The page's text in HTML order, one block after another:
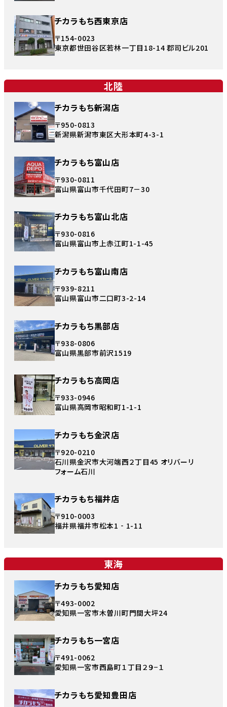
チカラもち西東京店
〒154-0023
東京都世田谷区若林一丁目18-14 郡司ビル201
北陸
チカラもち新潟店
〒950-0813
新潟県新潟市東区大形本町4-3-1
チカラもち富山店
〒930-0811
富山県富山市千代田町7－30
チカラもち富山北店
〒930-0816
富山県富山市上赤江町1-1-45
チカラもち富山南店
〒939-8211
富山県富山市二口町3-2-14
チカラもち黒部店
〒938-0806
富山県黒部市前沢1519
チカラもち高岡店
〒933-0946
富山県高岡市昭和町1-1-1
チカラもち金沢店
〒920-0210
石川県金沢市大河端西２丁目45 オリバーリ
フォーム石川
チカラもち福井店
〒910-0003
福井県福井市松本1‐1-11
東海
チカラもち愛知店
〒493-0002
愛知県一宮市木曽川町門間大坪24
チカラもち一宮店
〒491-0062
愛知県一宮市西島町１丁目２９−１
チカラもち愛知豊田店